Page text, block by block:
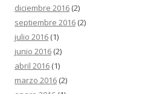
diciembre 2016 (2)
septiembre 2016 (2)
julio 2016 (1)
junio 2016 (2)
abril 2016 (1)
marzo 2016 (2)